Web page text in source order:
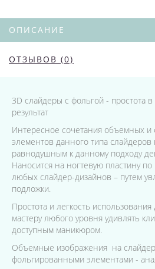
ОПИСАНИЕ
ОТЗЫВОВ (0)
3D слайдеры с фольгой - простота
результат
Интересное сочетания объемных
элементов данного типа слайдеров
равнодушным к данному подходу
Наносится на ногтевую пластину
любых слайдер-дизайнов – путем
подложки.
Простота и легкость
мастеру любого уровня удивлять
доступным маникюром.
Объемные изображения на
фольгированными элементами -